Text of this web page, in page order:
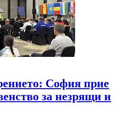
София прие
за незрящи и